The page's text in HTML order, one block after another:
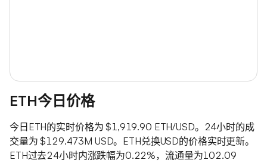
ETH今日价格
今日ETH的实时价格为 $1,919.90 ETH/USD。24小时的成
交量为 $129.473M USD。ETH兑换USD的价格实时更新。
ETH过去24小时内涨跌幅为0.22%，流通量为102.09